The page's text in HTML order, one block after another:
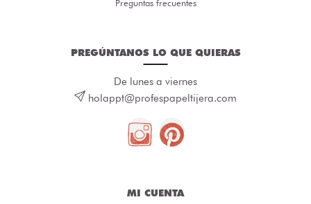
Preguntas frecuentes
PREGÚNTANOS LO QUE QUIERAS
De lunes a viernes
holappt@profespapeltijera.com
MI CUENTA